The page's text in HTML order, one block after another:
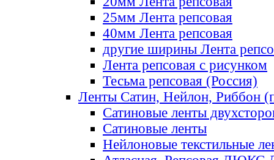
25мм Лента репсовая
40мм Лента репсовая
другие ширины Лента
Лента репсовая с рисунком
Тесьма репсовая (Россия)
Ленты Сатин, Нейлон, Риббон
Сатиновые ленты
Сатиновые ленты
Нейлоновые текстильные